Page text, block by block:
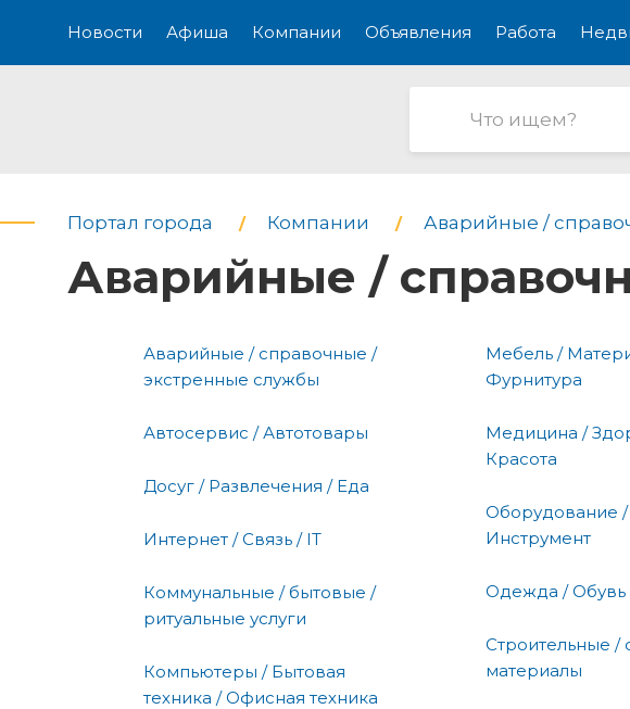
Новости Афиша Компании Объявления Работа
Портал города Компании Аварийные /
Аварийные /
Аварийные / справочные /
экстренные службы
Автосервис / Автотовары
Досуг / Развлечения / Еда
Интернет / Связь / IT
Коммунальные / бытовые /
ритуальные услуги
Компьютеры / Бытовая
техника / Офисная техника
Мебель /
Фурнитура
Медицина /
Красота
Оборудование /
Инструмент
Одежда / Обувь
Строительные /
материалы